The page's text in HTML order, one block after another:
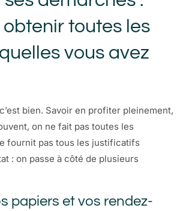
toutes les
vous avez
bien. Savoir en profiter pleinement,
on ne fait pas toutes les
fournit pas tous les justificatifs
: on passe à côté de plusieurs
papiers et vos rendez-